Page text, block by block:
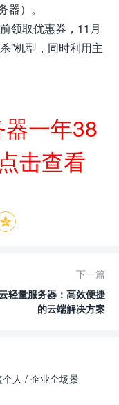
）。
领取优惠券，11月
”机型，同时利用主
一年38
击查看

下一篇
轻量服务器：高效便捷
的云端解决方案
人 / 企业全场景